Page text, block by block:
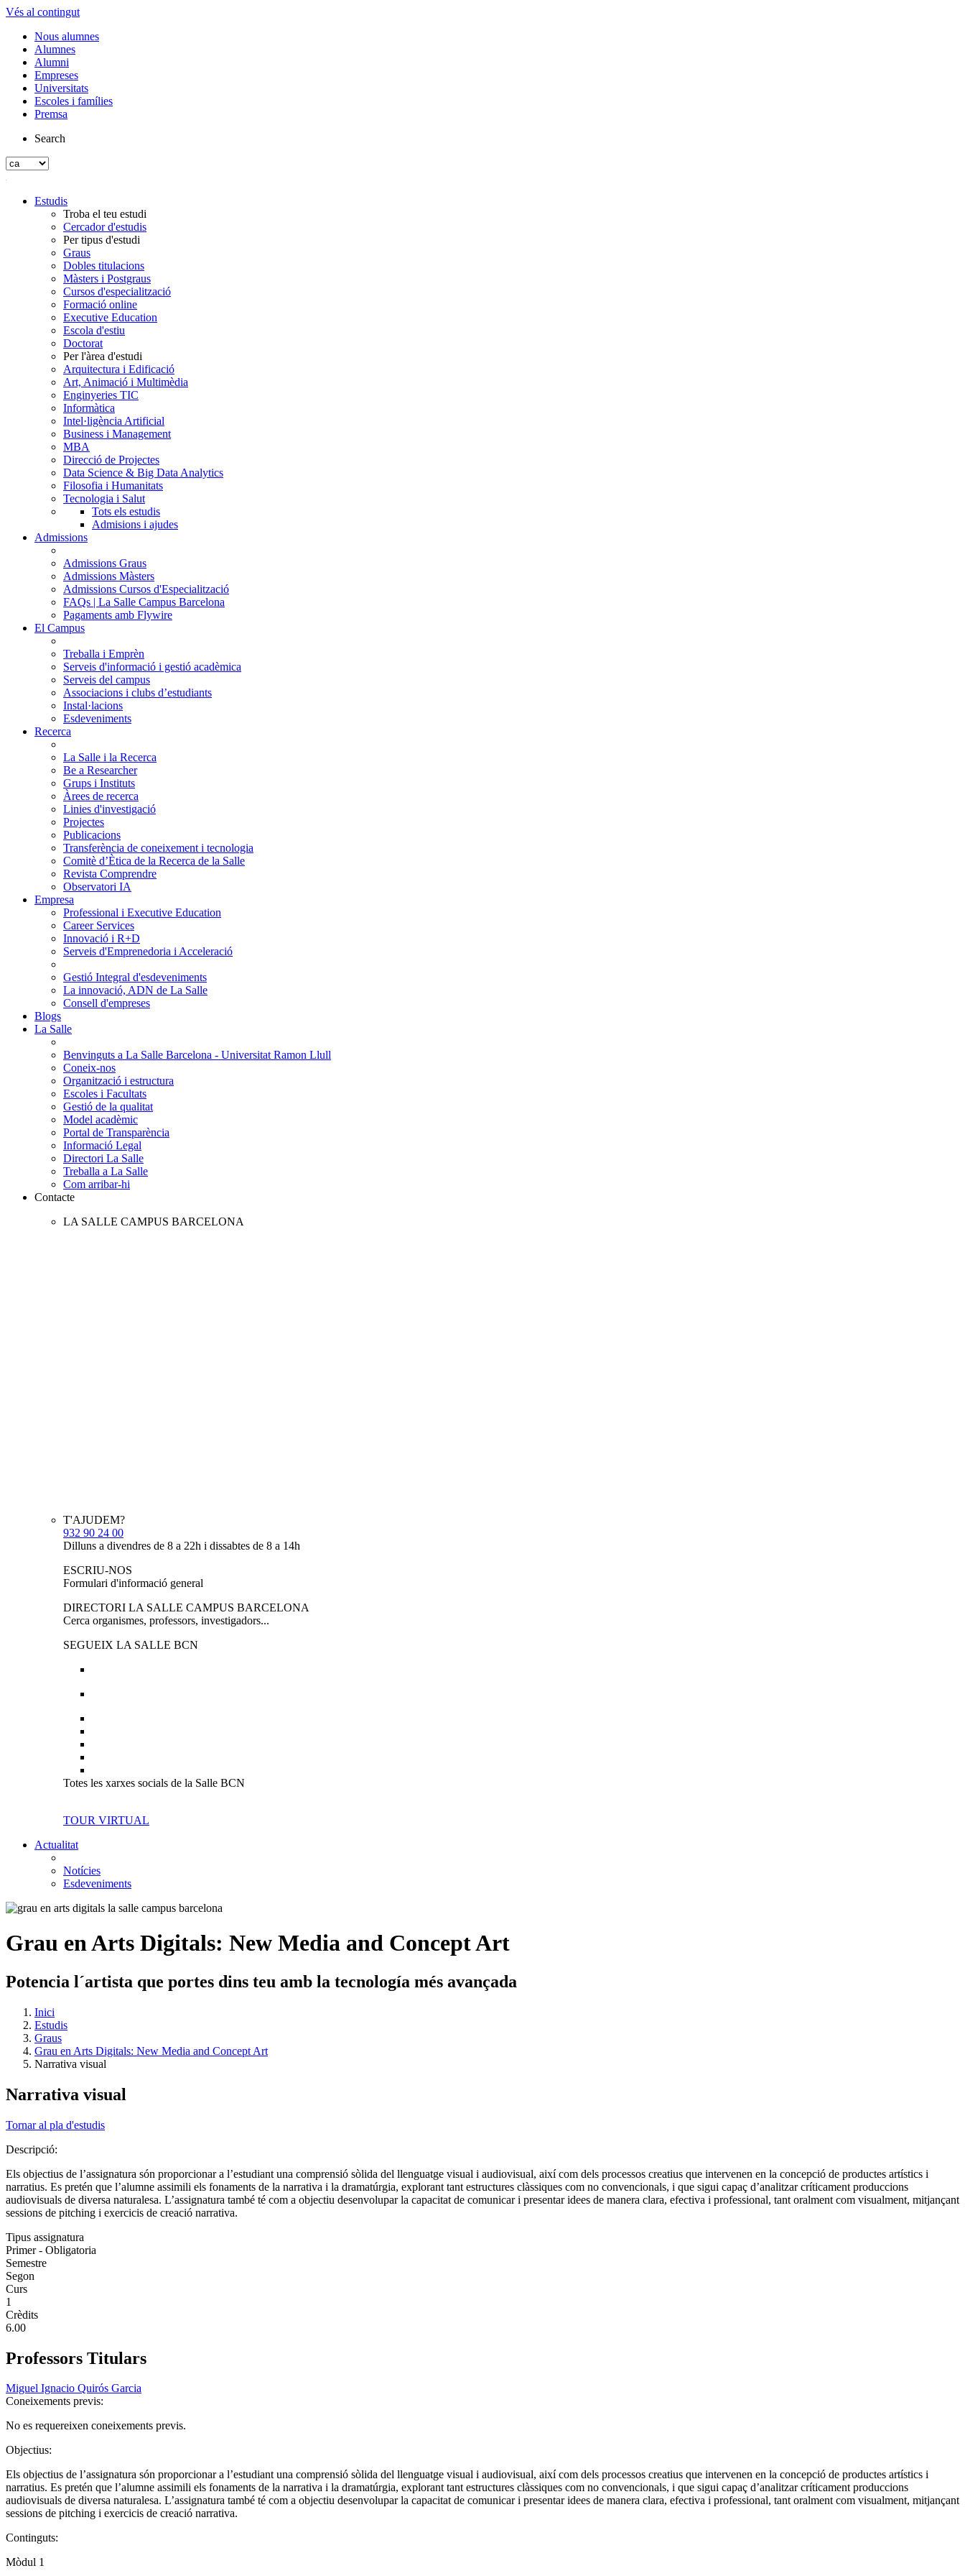
Vés al contingut
Nous alumnes
Alumnes
Alumni
Empreses
Universitats
Escoles i famílies
Premsa
Search
Estudis
Troba el teu estudi
Cercador d'estudis
Per tipus d'estudi
Graus
Dobles titulacions
Màsters i Postgraus
Cursos d'especialització
Formació online
Executive Education
Escola d'estiu
Doctorat
Per l'àrea d'estudi
Arquitectura i Edificació
Art, Animació i Multimèdia
Enginyeries TIC
Informàtica
Intel·ligència Artificial
Business i Management
MBA
Direcció de Projectes
Data Science & Big Data Analytics
Filosofia i Humanitats
Tecnologia i Salut
Tots els estudis
Admisions i ajudes
Admissions
Admissions Graus
Admissions Màsters
Admissions Cursos d'Especialització
FAQs | La Salle Campus Barcelona
Pagaments amb Flywire
El Campus
Treballa i Emprèn
Serveis d'informació i gestió acadèmica
Serveis del campus
Associacions i clubs d’estudiants
Instal·lacions
Esdeveniments
Recerca
La Salle i la Recerca
Be a Researcher
Grups i Instituts
Àrees de recerca
Linies d'investigació
Projectes
Publicacions
Transferència de coneixement i tecnologia
Comitè d’Ètica de la Recerca de la Salle
Revista Comprendre
Observatori IA
Empresa
Professional i Executive Education
Career Services
Innovació i R+D
Serveis d'Emprenedoria i Acceleració
Gestió Integral d'esdeveniments
La innovació, ADN de La Salle
Consell d'empreses
Blogs
La Salle
Benvinguts a La Salle Barcelona - Universitat Ramon Llull
Coneix-nos
Organització i estructura
Escoles i Facultats
Gestió de la qualitat
Model acadèmic
Portal de Transparència
Informació Legal
Directori La Salle
Treballa a La Salle
Com arribar-hi
Contacte
LA SALLE CAMPUS BARCELONA
T'AJUDEM?
932 90 24 00
Dilluns a divendres de 8 a 22h i dissabtes de 8 a 14h
ESCRIU-NOS
Formulari d'informació general
DIRECTORI LA SALLE CAMPUS BARCELONA
Cerca organismes, professors, investigadors...
SEGUEIX LA SALLE BCN
Totes les xarxes socials de la Salle BCN
TOUR VIRTUAL
Actualitat
Notícies
Esdeveniments
Grau en Arts Digitals: New Media and Concept Art
Potencia l´artista que portes dins teu amb la tecnología més avançada
Inici
Estudis
Graus
Grau en Arts Digitals: New Media and Concept Art
Narrativa visual
Narrativa visual
Tornar al pla d'estudis
Descripció:
Els objectius de l’assignatura són proporcionar a l’estudiant una comprensió sòlida del llenguatge visual i audiovisual, així com dels processos creatius que intervenen en la concepció de productes artístics i
narratius. Es pretén que l’alumne assimili els fonaments de la narrativa i la dramatúrgia, explorant tant estructures clàssiques com no convencionals, i que sigui capaç d’analitzar críticament produccions
audiovisuals de diversa naturalesa. L’assignatura també té com a objectiu desenvolupar la capacitat de comunicar i presentar idees de manera clara, efectiva i professional, tant oralment com visualment, mitjançant
sessions de pitching i exercicis de creació narrativa.
Tipus assignatura
Primer - Obligatoria
Semestre
Segon
Curs
1
Crèdits
6.00
Professors Titulars
Miguel Ignacio Quirós Garcia
Coneixements previs:
No es requereixen coneixements previs.
Objectius:
Els objectius de l’assignatura són proporcionar a l’estudiant una comprensió sòlida del llenguatge visual i audiovisual, així com dels processos creatius que intervenen en la concepció de productes artístics i
narratius. Es pretén que l’alumne assimili els fonaments de la narrativa i la dramatúrgia, explorant tant estructures clàssiques com no convencionals, i que sigui capaç d’analitzar críticament produccions
audiovisuals de diversa naturalesa. L’assignatura també té com a objectiu desenvolupar la capacitat de comunicar i presentar idees de manera clara, efectiva i professional, tant oralment com visualment, mitjançant
sessions de pitching i exercicis de creació narrativa.
Continguts:
Mòdul 1